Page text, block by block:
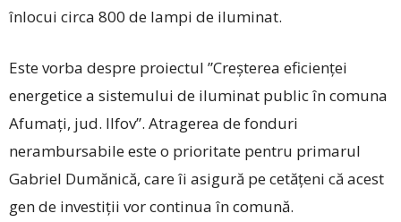
înlocui circa 800 de lampi de iluminat.
Este vorba despre proiectul ”Creșterea eficienței
energetice a sistemului de iluminat public în comuna
Afumați, jud. Ilfov”. Atragerea de fonduri
nerambursabile este o prioritate pentru primarul
Gabriel Dumănică, care îi asigură pe cetățeni că acest
gen de investiții vor continua în comună.